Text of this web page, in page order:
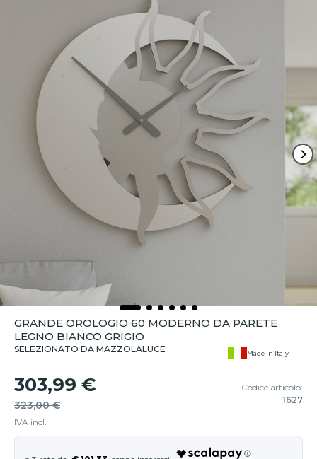
GRANDE OROLOGIO 60 MODERNO DA PARETE
LEGNO BIANCO GRIGIO
SELEZIONATO DA MAZZOLALUCE Made in Italy
303,99 €
323,00 €
IVA incl.
Codice articolo:
1627